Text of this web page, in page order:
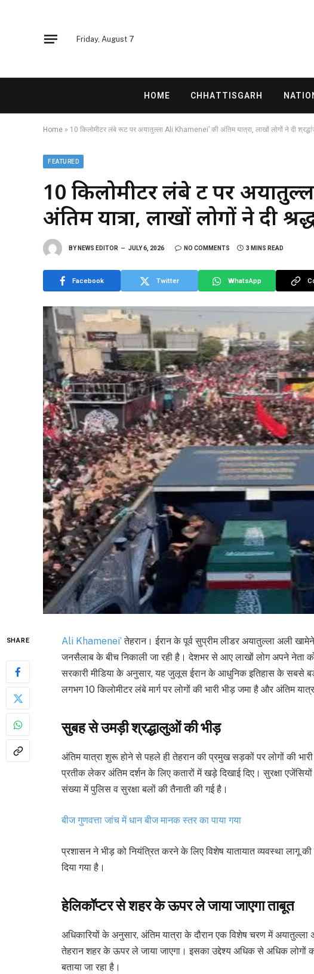
Friday, August 7
HOME CHHATTISGARH
Home » 10 किलोमीटर लंबे रूट पर अयातुल्ला Ali Khamenei’ की अंतिम यात्रा, लाखों लोगों ने दी
FEATURED
10 किलोमीटर लंबे रूट पर
अंतिम यात्रा, लाखों लोगों ने दी
BY NEWS EDITOR JULY 6, 2026 NO COMMENTS 3 MINS READ
Facebook Twitter WhatsApp
SHARE Ali Khamenei’तेहरान। ईरान के पूर्व सुप्रीम लीडर अयातुल्ला अली
जनसैलाब के बीच निकाली जा रही है। देशभर से आए लाखों लोग अपने नेता
सरकारी मीडिया के अनुसार, यह जुलूस ईरान के आधुनिक इतिहास के सबसे
लगभग 10 किलोमीटर लंबे मार्ग पर लोगों की भारी भीड़ जमा है और अंतिम
सुबह से उमड़ी श्रद्धालुओं की भीड़
अंतिम यात्रा शुरू होने से पहले ही तेहरान की प्रमुख सड़कों पर लोगों की
प्रतीक लेकर अंतिम दर्शन के लिए कतारों में खड़े दिखाई दिए। सुरक्षा
संख्या में पुलिस व सुरक्षा बलों की तैनाती की गई है।
बीज गुणवत्ता जांच में धान बीज मानक स्तर का पाया गया
प्रशासन ने भीड़ को नियंत्रित करने के लिए विशेष यातायात व्यवस्था लागू
दिया गया है।
हेलिकॉप्टर से शहर के ऊपर ले जाया जाएगा ताबूत
अधिकारियों के अनुसार, अंतिम यात्रा के दौरान एक विशेष चरण में
तेहरान शहर के ऊपर ले जाया जाएगा। इसका उद्देश्य अधिक से अधिक लोगों
बताया जा रहा है।